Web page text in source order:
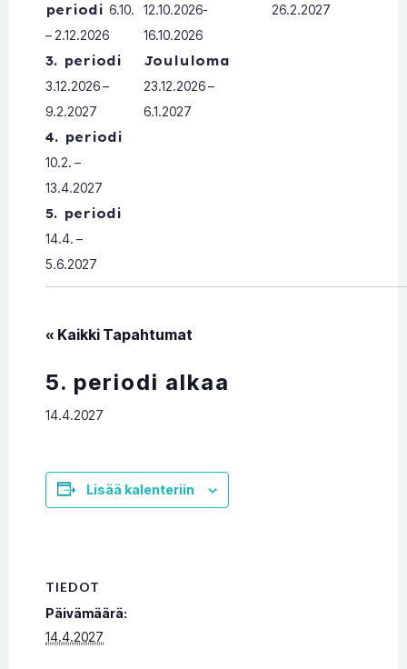
periodi 6.10.
– 2.12.2026
3. periodi
3.12.2026 –
9.2.2027
4. periodi
10.2. –
13.4.2027
5. periodi
14.4. –
5.6.2027
12.10.2026-
16.10.2026
Joululoma
23.12.2026 –
6.1.2027
26.2.2027
« Kaikki Tapahtumat
5. periodi alkaa
14.4.2027
Lisää kalenteriin
TIEDOT
Päivämäärä:
14.4.2027